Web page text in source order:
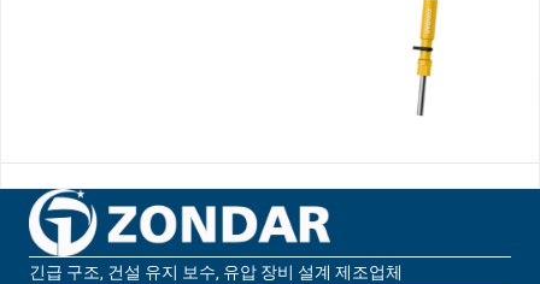
긴급 구조, 건설 유지 보수, 유압 장비 설계 제조업체